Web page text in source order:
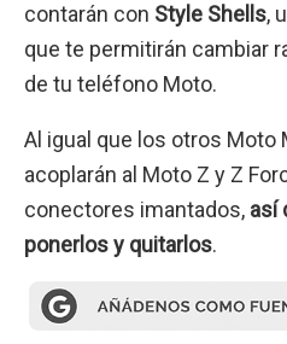
contarán con Style Shells,
que te permitirán cambiar
de tu teléfono Moto.
Al igual que los otros Moto
acoplarán al Moto Z y Z
conectores imantados, así
ponerlos y quitarlos.